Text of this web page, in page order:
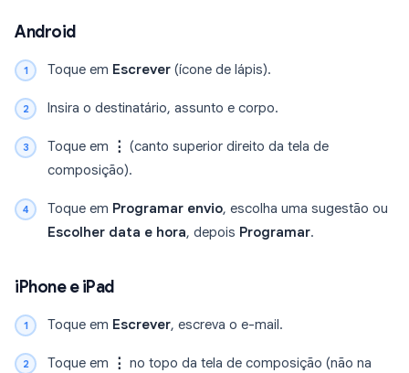
Android
Toque em Escrever (ícone de lápis).
Insira o destinatário, assunto e corpo.
Toque em ⋮ (canto superior direito da tela de
composição).
Toque em Programar envio, escolha uma sugestão ou
Escolher data e hora, depois Programar.
iPhone e iPad
Toque em Escrever, escreva o e-mail.
Toque em ⋮ no topo da tela de composição (não na